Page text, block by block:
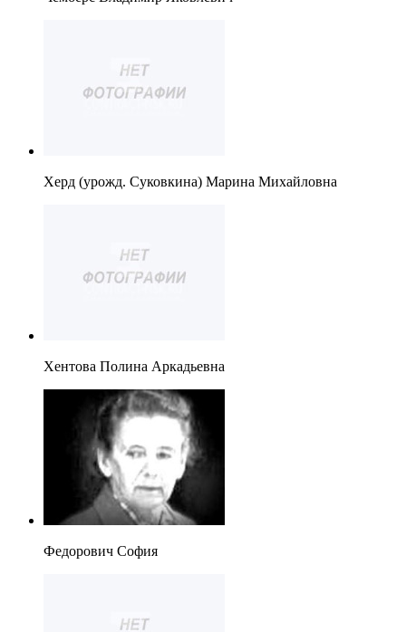
Херд (урожд. Суковкина) Марина Михайловна
Хентова Полина Аркадьевна
Федорович София